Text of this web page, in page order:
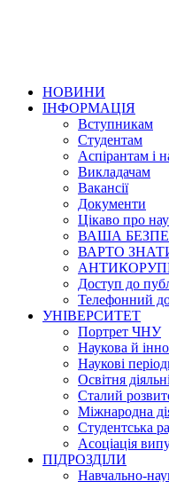
НОВИНИ
ІНФОРМАЦІЯ
Вступникам
Студентам
Аспірантам і
Викладачам
Вакансії
Документи
Цікаво про
ВАША
ВАРТО
Доступ до
Телефонний
УНІВЕРСИТЕТ
Портрет ЧНУ
Наукова й
Наукові
Освітня
Сталий
Міжнародна
Студентська
Асоціація
ПІДРОЗДІЛИ
Навчально-